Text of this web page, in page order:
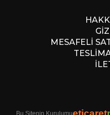
MESAFELİ
Bu Sitenin Kurulumu